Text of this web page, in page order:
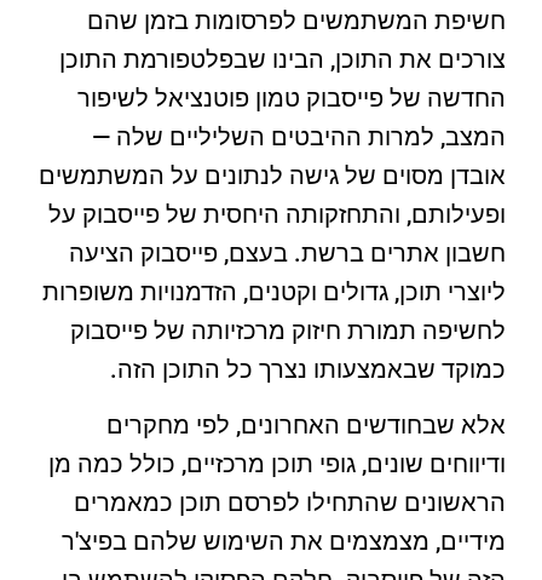
חשיפת המשתמשים לפרסומות בזמן שהם
צורכים את התוכן, הבינו שבפלטפורמת התוכן
החדשה של פייסבוק טמון פוטנציאל לשיפור
המצב, למרות ההיבטים השליליים שלה —
אובדן מסוים של גישה לנתונים על המשתמשים
ופעילותם, והתחזקותה היחסית של פייסבוק על
חשבון אתרים ברשת. בעצם, פייסבוק הציעה
ליוצרי תוכן, גדולים וקטנים, הזדמנויות משופרות
לחשיפה תמורת חיזוק מרכזיותה של פייסבוק
כמוקד שבאמצעותו נצרך כל התוכן הזה.
אלא שבחודשים האחרונים, לפי מחקרים
ודיווחים שונים, גופי תוכן מרכזיים, כולל כמה מן
הראשונים שהתחילו לפרסם תוכן כמאמרים
מידיים, מצמצמים את השימוש שלהם בפיצ'ר